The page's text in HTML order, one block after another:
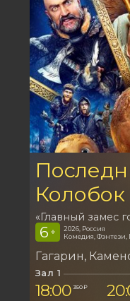
Колобок
«Главный замес
6 +
2026, Россия
Комедия,
Гагарин
Зал 1
18:00 350 ₽